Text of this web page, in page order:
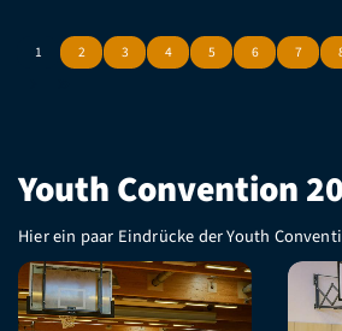
1 2 3 4 5 6 7
Youth Convention
Hier ein paar Eindrücke der Youth